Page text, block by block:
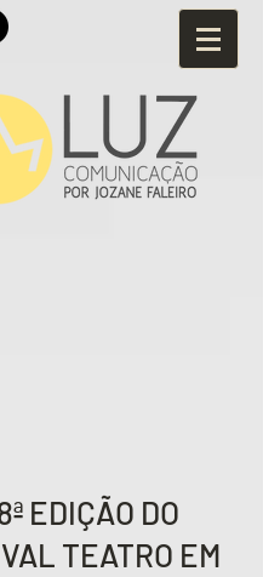
EDIÇÃO DO
TEATRO EM